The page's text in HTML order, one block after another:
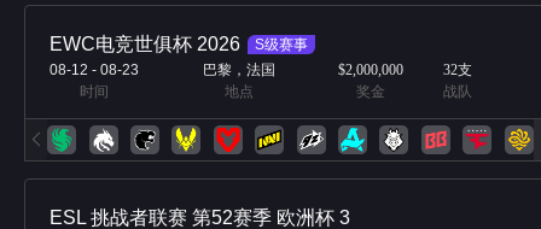
EWC电竞世俱杯 2026
S级赛事
08-12 - 08-23
时间
巴黎，法国
地点
$2,000,000
奖金
32支
战队
ESL 挑战者联赛 第52赛季 欧洲杯 3